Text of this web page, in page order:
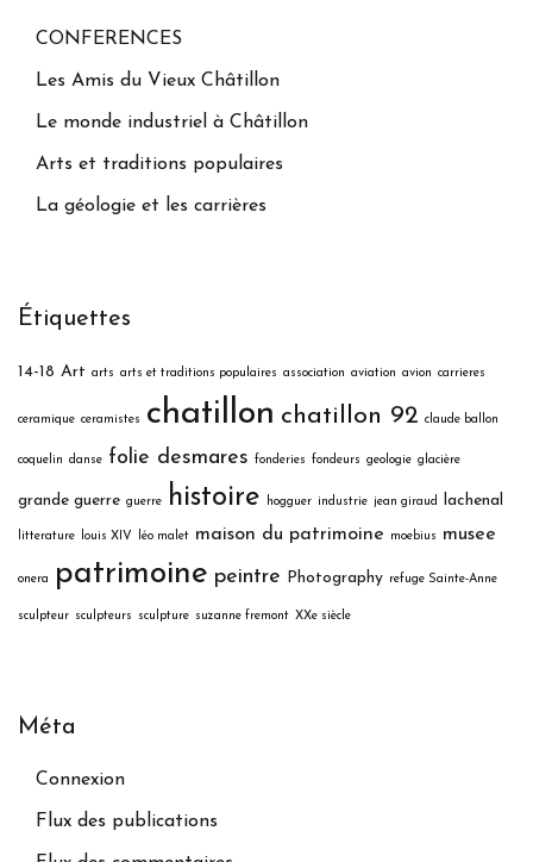
CONFERENCES
Les Amis du Vieux Châtillon
Le monde industriel à Châtillon
Arts et traditions populaires
La géologie et les carrières
Étiquettes
14-18 Art arts arts et traditions populaires association aviation avion carrieres
ceramique ceramistes chatillon chatillon 92 claude ballon
coquelin danse folie desmares fonderies fondeurs geologie glacière
grande guerre guerre histoire hogguer industrie jean giraud lachenal
litterature louis XIV léo malet maison du patrimoine moebius musee
onera patrimoine peintre Photography refuge Sainte-Anne
sculpteur sculpteurs sculpture suzanne fremont XXe siècle
Méta
Connexion
Flux des publications